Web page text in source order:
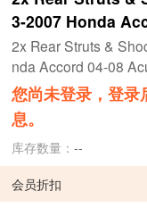
3-2007 Honda
2x Rear Struts &
nda Accord 04-08
您尚未登录，登
息。
库存数量：--
会员折扣